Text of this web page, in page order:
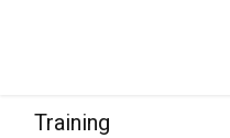
Training